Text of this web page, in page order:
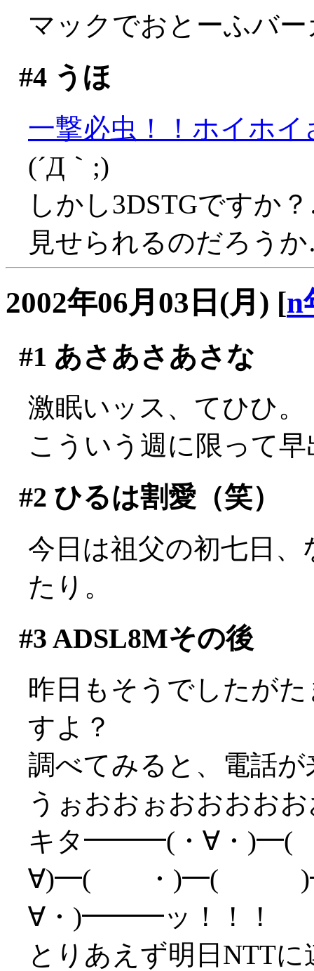
マックでおとーふバ
#4うほ
一撃必虫！！ホイホイ
(´Д｀;)
しかし3DSTGですか
見せられるのだろう
2002年06月03日(月) [n
#1 あさあさあさな
激眠いッス、てひひ。
こういう週に限って
#2 ひるは割愛（笑）
今日は祖父の初七日
たり。
#3 ADSL8Mその後
昨日もそうでしたが
すよ？
調べてみると、電話
うぉおおぉおおおお
キタ━━━(・∀・)━(
∀)━( ・)━(
∀・)━━━ッ！！！
とりあえず明日NTT